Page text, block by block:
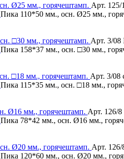
Арт.
Пика 110*50 мм., осн. Ø25 мм.,
Арт. 3/08
Пика 158*37 мм., осн. □30 мм.,
Арт. 3/08
Пика 115*35 мм., осн. □18 мм.,
Арт. 126/
Пика 78*42 мм., осн. Ø16 мм.,
Арт. 126/
Пика 120*60 мм., осн. Ø20 мм.,